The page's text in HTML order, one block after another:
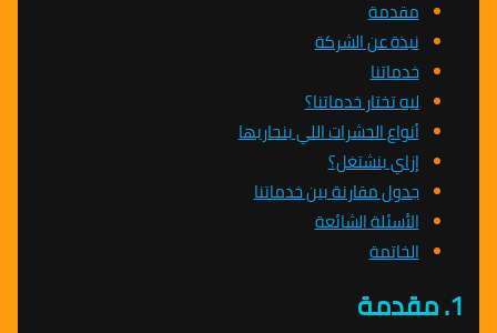
مقدمة
نبذة عن الشركة
خدماتنا
ليه تختار خدماتنا؟
أنواع الحشرات اللي بنحاربها
إزاي بنشتغل؟
جدول مقارنة بين خدماتنا
الأسئلة الشائعة
الخاتمة
1. مقدمة